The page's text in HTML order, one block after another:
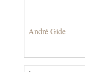
André Gide